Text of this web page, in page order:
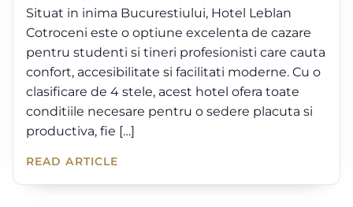
Situat in inima Bucurestiului, Hotel Leblan
Cotroceni este o optiune excelenta de cazare
pentru studenti si tineri profesionisti care cauta
confort, accesibilitate si facilitati moderne. Cu o
clasificare de 4 stele, acest hotel ofera toate
conditiile necesare pentru o sedere placuta si
productiva, fie […]
READ ARTICLE